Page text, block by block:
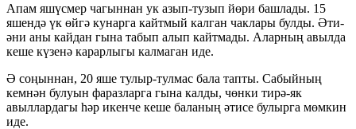
Апам яшүсмер чагыннан ук азып-тузып йөри башлады. 15
яшендә үк өйгә кунарга кайтмый калган чаклары булды. Әти-
әни аны кайдан гына табып алып кайтмады. Аларның авылда
кеше күзенә карарлыгы калмаган иде.
Ә соңыннан, 20 яше тулыр-тулмас бала тапты. Сабыйның
кемнән булуын фаразларга гына калды, чөнки тирә-як
авыллардагы һәр икенче кеше баланың әтисе булырга мөмкин
иде.